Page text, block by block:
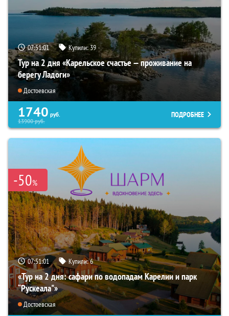
07:51:00 Купили:39
Тур на 2 дня «Карельское счастье — проживание на
берегу Ладоги»
Достоевская
1740 руб.
13900руб.
ПОДРОБНЕЕ
-50%
07:51:00 Купили:6
«Тур на 2 дня: сафари по водопадам Карелии и парк
“Рускеала"»
Достоевская